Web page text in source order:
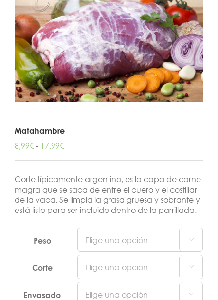
Matahambre
8,99€- 17,99€Rango
precios:
desde
8,99€
hasta
17,99€
Corte típicamente argentino, es la capa de carne
magra que se saca de entre el cuero y el costillar
de la vaca. Se limpia la grasa gruesa y sobrante y
está listo para ser incluido dentro de la parrillada.
Peso 
Corte 
Envasado 